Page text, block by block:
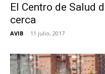
El Centro de Salud
cerca
AVIB - 11 julio, 2017